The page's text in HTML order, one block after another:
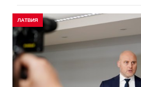
ЛАТВИЯ